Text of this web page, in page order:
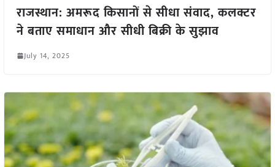
राजस्थान: अमरूद किसानों से सीधा संवाद, कलक्टर
ने बताए समाधान और सीधी बिक्री के सुझाव
July 14, 2025